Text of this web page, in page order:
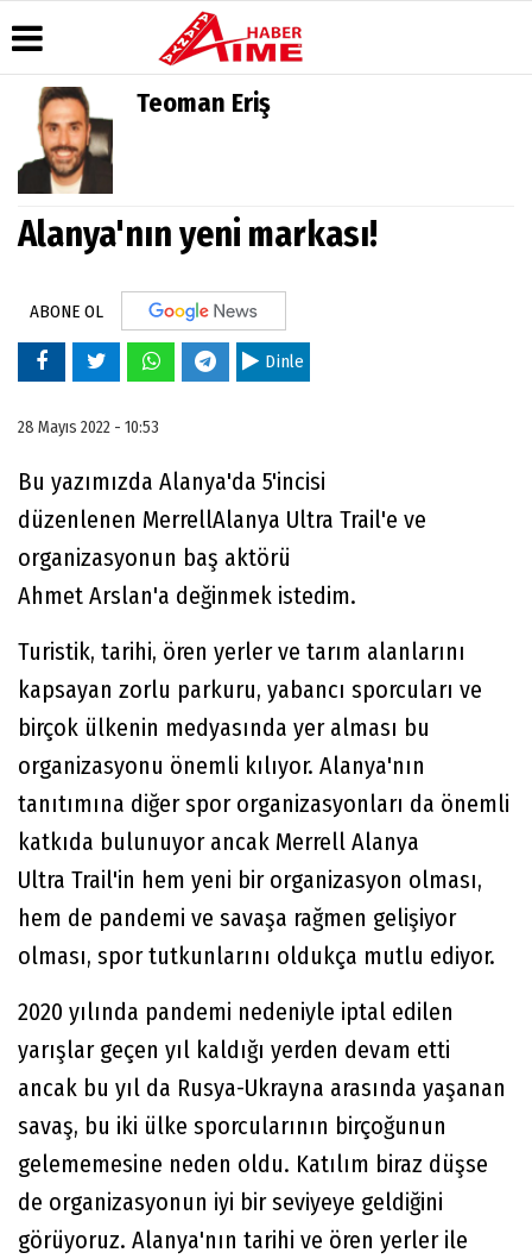
Üye Paneli
Haber
Arşivi
Dergi
Arşivi
Haberleri
Manşetleri
Anketler
Biyografiler
Galeri
Foto
Teoman Eriş
Alanya'nın yeni markası!
ABONE OL
Dinle
28 Mayıs 2022 - 10:53
Bu yazımızda Alanya'da 5'incisi
düzenlenen MerrellAlanya Ultra Trail'e ve
organizasyonun baş aktörü
Ahmet Arslan'a değinmek istedim.
Turistik, tarihi, ören yerler ve tarım alanlarını
kapsayan zorlu parkuru, yabancı sporcuları ve
birçok ülkenin medyasında yer alması bu
organizasyonu önemli kılıyor. Alanya'nın
tanıtımına diğer spor organizasyonları da önemli
katkıda bulunuyor ancak Merrell Alanya
Ultra Trail'in hem yeni bir organizasyon olması,
hem de pandemi ve savaşa rağmen gelişiyor
olması, spor tutkunlarını oldukça mutlu ediyor.
2020 yılında pandemi nedeniyle iptal edilen
yarışlar geçen yıl kaldığı yerden devam etti
ancak bu yıl da Rusya-Ukrayna arasında yaşanan
savaş, bu iki ülke sporcularının birçoğunun
gelememesine neden oldu. Katılım biraz düşse
de organizasyonun iyi bir seviyeye geldiğini
görüyoruz. Alanya'nın tarihi ve ören yerler ile